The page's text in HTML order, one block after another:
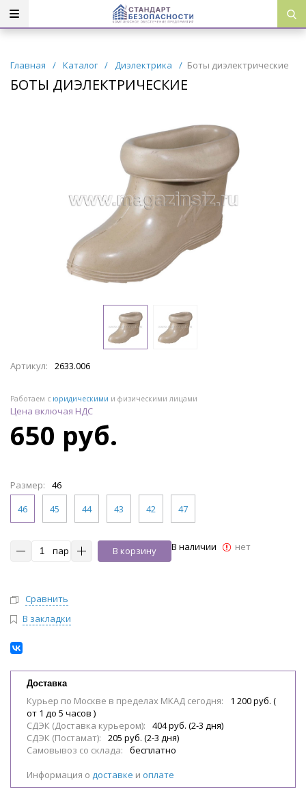
Главная / Каталог / Диэлектрика / Боты диэлектрические
БОТЫ ДИЭЛЕКТРИЧЕСКИЕ
Артикул: 2633.006
Работаем с юридическими и физическими лицами
Цена включая НДС
650 руб.
Размер:
46
46
45 44 43 42 47
пар В корзину В наличии нет
Сравнить
В закладки
Доставка
Курьер по Москве в пределах МКАД сегодня:
1 200 руб. (
от 1 до 5 часов )
СДЭК (Доставка курьером):
404 руб. (2-3 дня)
СДЭК (Постамат):
205 руб. (2-3 дня)
Самовывоз со склада:
бесплатно
Информация о доставке и оплате